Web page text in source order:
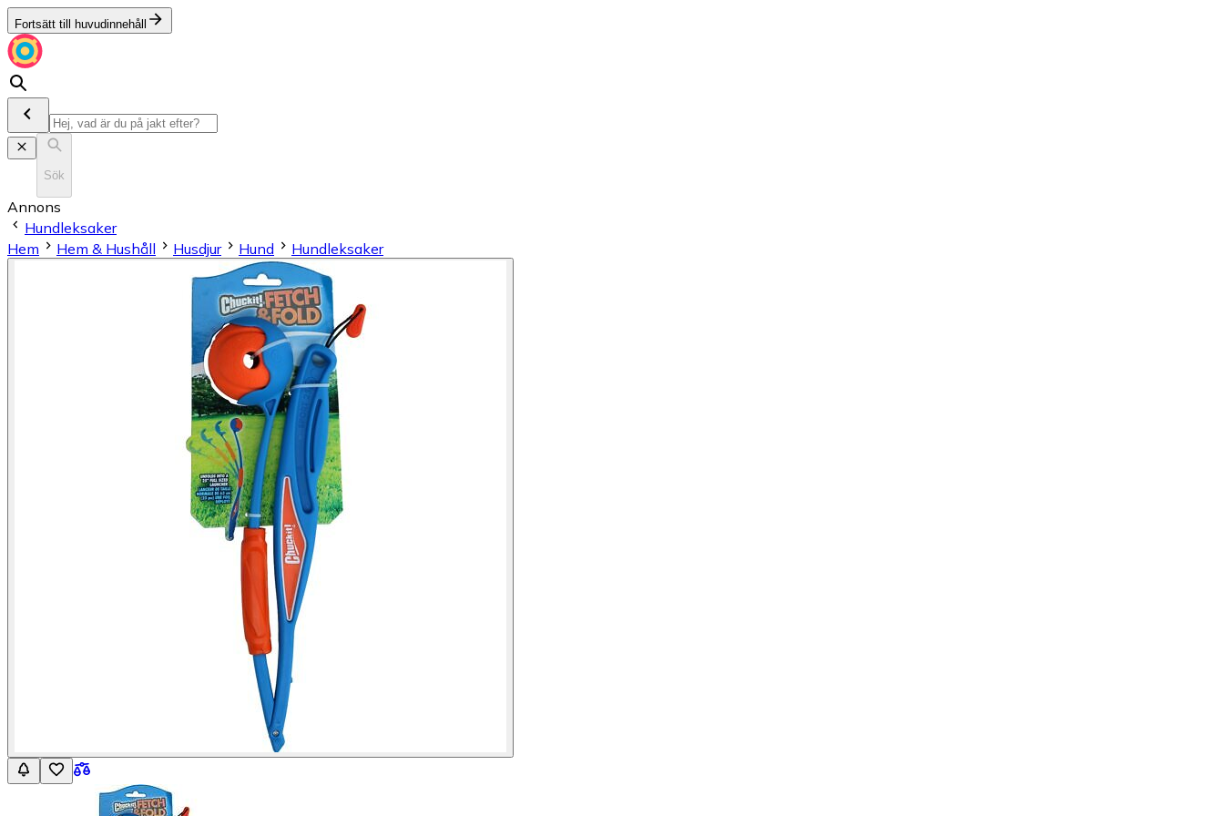
Fortsätt till huvudinnehåll
Sök
Annons
Hundleksaker
Hem
Hem & Hushåll Husdjur Hund Hundleksaker